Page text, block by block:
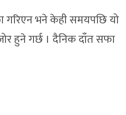
गरिएन भने केही समयपछि यो
हुने गर्छ । दैनिक दाँत सफा